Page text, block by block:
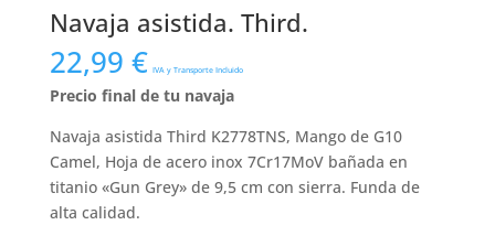
Navaja asistida. Third.
22,99 € IVA y Transporte Incluido
Precio final de tu navaja
Navaja asistida Third K2778TNS, Mango de G10
Camel, Hoja de acero inox 7Cr17MoV bañada en
titanio «Gun Grey» de 9,5 cm con sierra. Funda de
alta calidad.